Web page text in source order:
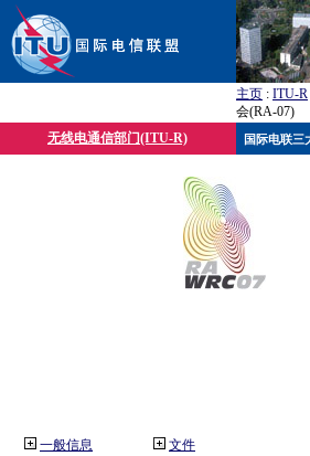
主页 : ITU-R
会(RA-07)
无线电通信部门(ITU-R)
一般信息 文件
国际电联三